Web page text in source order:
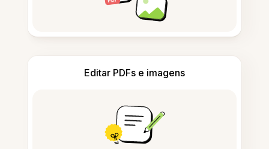
Editar PDFs e imagens